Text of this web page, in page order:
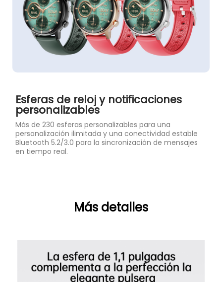
Esferas de reloj y notificaciones
personalizables
Más de 230 esferas personalizables para una
personalización ilimitada y una conectividad estable
Bluetooth 5.2/3.0 para la sincronización de mensajes
en tiempo real.
Más detalles